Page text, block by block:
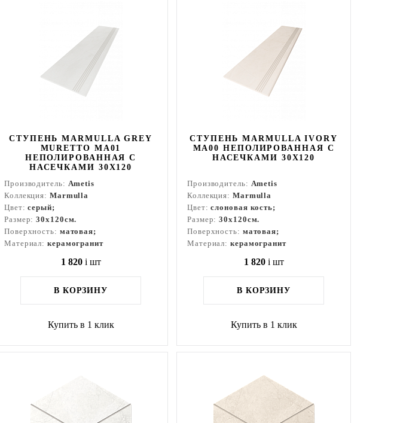
СТУПЕНЬ MARMULLA GREY
MURETTO MA01
НЕПОЛИРОВАННАЯ С
НАСЕЧКАМИ 30X120
Производитель: Ametis
Коллекция: Marmulla
Цвет:серый;
Размер:30x120см.
Поверхность: матовая;
Материал: керамогранит
1 820 i шт
В КОРЗИНУ
Купить в 1 клик
СТУПЕНЬ MARMULLA IVORY
MA00 НЕПОЛИРОВАННАЯ С
НАСЕЧКАМИ 30X120
Производитель: Ametis
Коллекция: Marmulla
Цвет:слоновая кость;
Размер:30x120см.
Поверхность: матовая;
Материал: керамогранит
1 820 i шт
В КОРЗИНУ
Купить в 1 клик